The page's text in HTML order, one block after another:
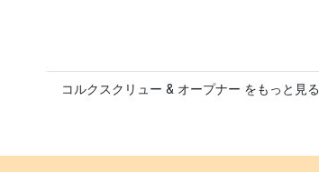
コルクスクリュー & オープナー をもっと見る